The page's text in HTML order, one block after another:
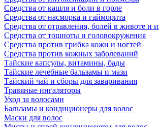
Средства от кашля и боли в горле
Средства от насморка и гайморита
Средства от отравления, болей в животе и
Средства от тошноты и головокружения
Средства против грибка кожи и ногтей
Средства против кожных заболеваний
Тайские капсулы, витамины, бады
Тайские лечебные бальзамы и мази
Тайский чай и сборы для заваривания
Травяные ингаляторы
Уход за волосами
Бальзамы и кондиционеры для волос
Маски для волос